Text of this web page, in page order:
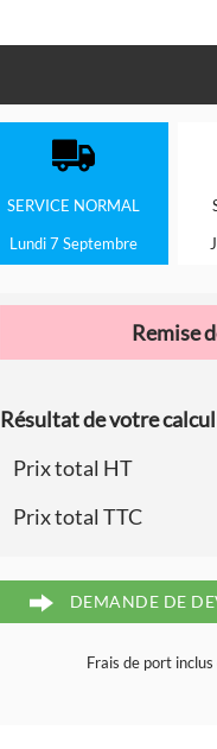
SERVICE NORMAL
Lundi 7 Septembre
Remise
Résultat de votre
Prix total HT
Prix total TTC
DEMANDE DE
Frais de port